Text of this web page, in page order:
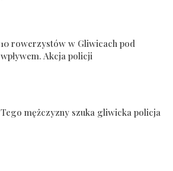
10 rowerzystów w Gliwicach pod
wpływem. Akcja policji
Tego mężczyzny szuka gliwicka policja